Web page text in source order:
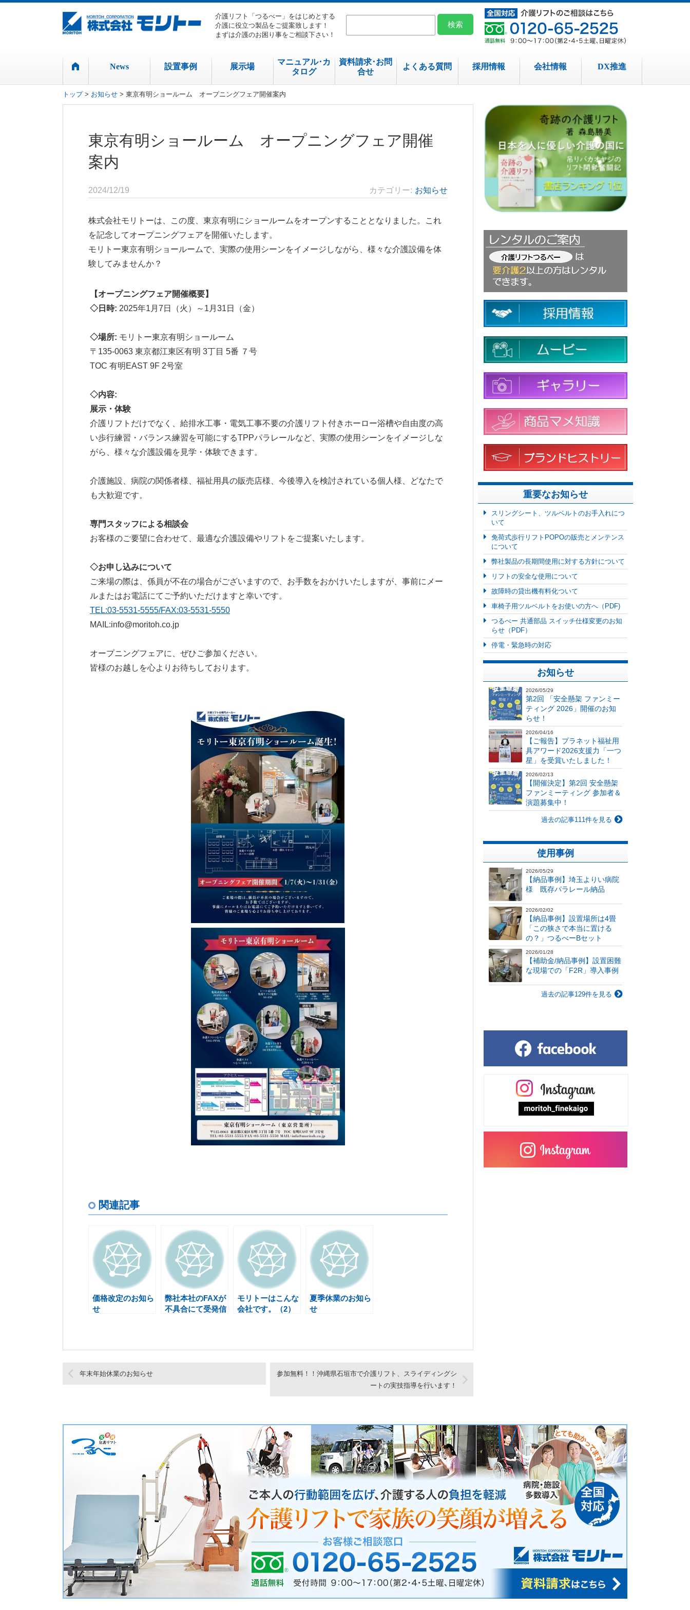
介護リフト「つるべー」をはじめとする
介護に役立つ製品をご提案致します！
まずは介護のお困り事をご相談下さい！
News 設置事例 展示場
マニュアル･カ
タログ
資料請求･お問
合せ
よくある質問 採用情報 会社情報 DX推進
トップ> お知らせ > 東京有明ショールーム オープニングフェア開催案内
東京有明ショールーム オープニングフェア開催
案内
2024/12/19 カテゴリー お知らせ
株式会社モリトーは、この度、東京有明にショールームをオープンすることとなりました。これ
を記念してオープニングフェアを開催いたします。
モリトー東京有明ショールームで、実際の使用シーンをイメージしながら、様々な介護設備を体
験してみませんか？
【オープニングフェア開催概要】
◇ 日時: 2025年1月7日（火）～1月31日（金）
◇場所: モリトー東京有明ショールーム
〒135-0063 東京都江東区有明 3丁目 5番 ７号
TOC 有明EAST 9F 2号室
◇内容:
展示・体験
介護リフトだけでなく、給排水工事・電気工事不要の介護リフト付きホーロー浴槽や自由度の高
い歩行練習・バランス練習を可能にするTPPパラレールなど、実際の使用シーンをイメージしな
がら、様々な介護設備を見学・体験できます。
介護施設、病院の関係者様、福祉用具の販売店様、今後導入を検討されている個人様、どなたで
も大歓迎です。
専門スタッフによる相談会
お客様のご要望に合わせて、最適な介護設備やリフトをご提案いたします。
◇お申し込みについて
ご来場の際は、係員が不在の場合がございますので、お手数をおかけいたしますが、事前にメー
ルまたはお電話にてご予約いただけますと幸いです。
TEL:03-5531-5555/FAX:03-5531-5550
MAIL:info@moritoh.co.jp
オープニングフェアに、ぜひご参加ください。
皆様のお越しを心よりお待ちしております。
関連記事
価格改定のお知ら
せ
弊社本社のFAXが
不具合にて受発信
モリトーはこんな
会社です。（2）
夏季休業のお知ら
せ
年末年始休業のお知らせ
参加無料！！沖縄県石垣市で介護リフト、スライディングシ
ートの実技指導を行います！
重要なお知らせ
スリングシート、ツルベルトのお手入れにつ
いて
免荷式歩行リフトPOPOの販売とメンテンス
について
弊社製品の長期間使用に対する方針について
リフトの安全な使用について
故障時の貸出機有料化ついて
車椅子用ツルベルトをお使いの方へ（PDF)
つるべー 共通部品 スイッチ仕様変更のお知
らせ（PDF）
停電・緊急時の対応
お知らせ
2026/05/29
第2回 「安全懸架 ファンミー
ティング 2026」開催のお知
らせ！
2026/04/16
【ご報告】プラネット福祉用
具アワード2026支援力「一つ
星」を受賞いたしました！
2026/02/13
【開催決定】第2回 安全懸架
ファンミーティング 参加者＆
演題募集中！
過去の記事111件を見る
使用事例
2026/05/29
【納品事例】埼玉よりい病院
様 既存パラレール納品
2026/02/02
【納品事例】設置場所は4畳
「この狭さで本当に置ける
の？」つるべーBセット
2026/01/28
【補助金/納品事例】設置困難
な現場での「F2R」導入事例
過去の記事129件を見る